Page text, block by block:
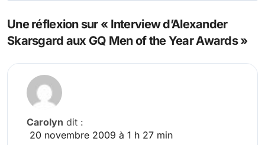
Une réflexion sur « Interview d’Alexander
Skarsgard aux GQ Men of the Year Awards »
Carolyn dit :
20 novembre 2009 à 1 h 27 min